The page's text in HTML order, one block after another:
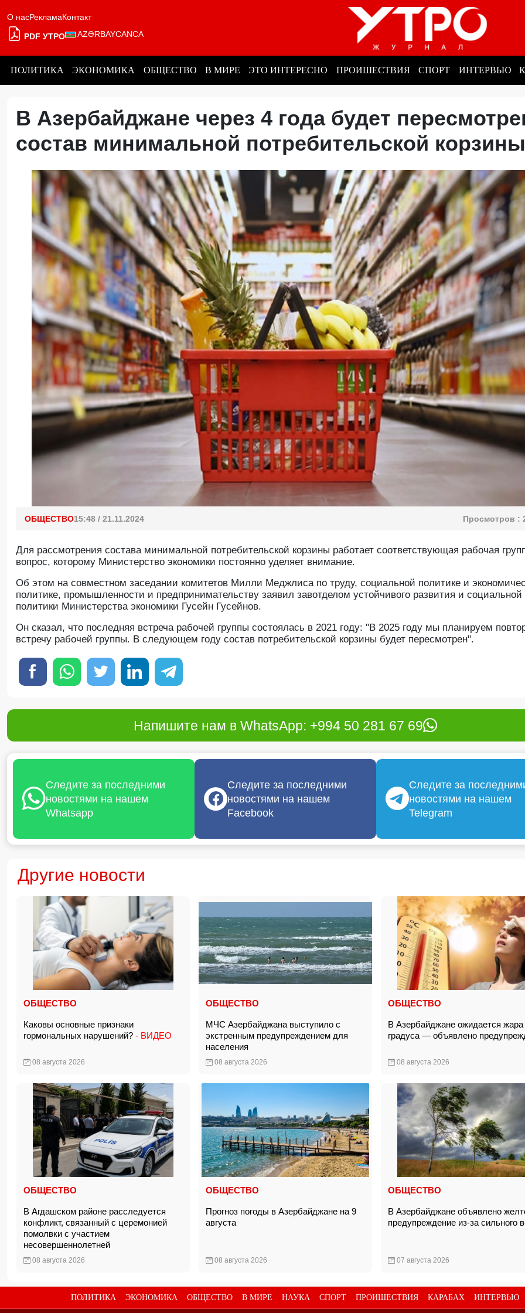
О насРекламаКонтакт
PDF УТРО AZƏRBAYCANCA
ПОЛИТИКА ЭКОНОМИКА ОБЩЕСТВО В МИРЕ ЭТО ИНТЕРЕСНО ПРОИШЕСТВИЯ СПОРТ ИНТЕРВЬЮ
В Азербайджане через 4 года будет
состав минимальной потребительской корзины
ОБЩЕСТВО15:48 / 21.11.2024 Просмотров :
Для рассмотрения состава минимальной потребительской корзины работает соответствующая рабочая
вопрос, которому Министерство экономики постоянно уделяет внимание.
Об этом на совместном заседании комитетов Милли Меджлиса по труду, социальной политике и
политике, промышленности и предпринимательству заявил завотделом устойчивого развития и социальной
политики Министерства экономики Гусейн Гусейнов.
Он сказал, что последняя встреча рабочей группы состоялась в 2021 году: "В 2025 году мы планируем
встречу рабочей группы. В следующем году состав потребительской корзины будет пересмотрен".
Напишите нам в WhatsApp: +994 50 281 67 69
Следите за последними
новостями на нашем
Whatsapp
Следите за последними
новостями на нашем
Facebook
Следите за
новостями на нашем
Telegram
Другие новости
ОБЩЕСТВО
Каковы основные признаки
гормональных нарушений? - ВИДЕО
08 августа 2026
ОБЩЕСТВО
МЧС Азербайджана выступило с
экстренным предупреждением для
населения
08 августа 2026
ОБЩЕСТВО
В Азербайджане ожидается жара
градуса — объявлено
08 августа 2026
ОБЩЕСТВО
В Агдашском районе расследуется
конфликт, связанный с церемонией
помолвки с участием
несовершеннолетней
08 августа 2026
ОБЩЕСТВО
Прогноз погоды в Азербайджане на 9
августа
08 августа 2026
ОБЩЕСТВО
В Азербайджане объявлено
предупреждение из-за сильного
07 августа 2026
ПОЛИТИКА ЭКОНОМИКА ОБЩЕСТВО В МИРЕ НАУКА СПОРТ ПРОИШЕСТВИЯ КАРАБАХ ИНТЕРВЬЮ